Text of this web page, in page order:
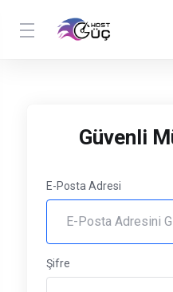
Güvenli
E-Posta Adresi
Şifre